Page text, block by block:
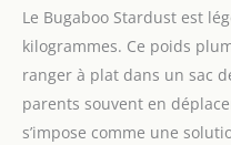
Le Bugaboo Stardust est
kilogrammes. Ce poids
ranger à plat dans un sac
parents souvent en
s’impose comme une